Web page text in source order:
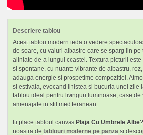
Descriere tablou
Acest tablou modern reda o vedere
de soare, cu valuri albastre care se sparg lin pe
aliniate de-a lungul coastei. Textura picturii
si spontane, cu nuante vibrante de albastru,
adauga energie si prospetime compozitiei.
si estivala, evocand linistea si bucuria unei zile
tablou ideal pentru livinguri luminoase, case de
amenajate in stil mediteranean.
Iti place tabloul canvas Plaja Cu Umbrele Albe
noastra de tablouri moderne pe panza si